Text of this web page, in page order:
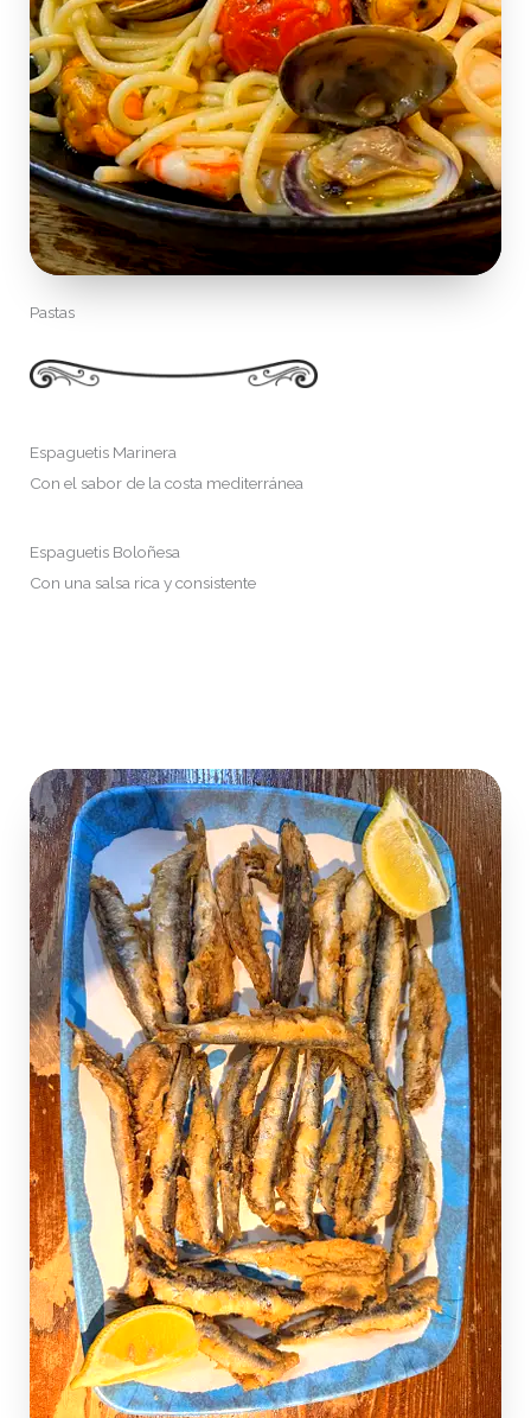
Pastas
Espaguetis Marinera
Con el sabor de la costa mediterránea
Espaguetis Boloñesa
Con una salsa rica y consistente